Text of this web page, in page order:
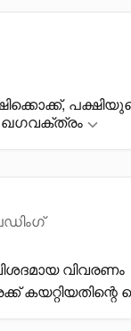
ഖഗവക്ത്രം
വിവരണം
കയറ്റിയതിന്റെ